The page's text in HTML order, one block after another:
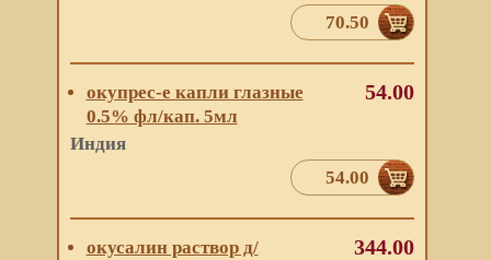
70.50
окупрес-е капли глазные
0.5% фл/кап. 5мл
Индия
54.00
54.00
окусалин раствор д/
344.00